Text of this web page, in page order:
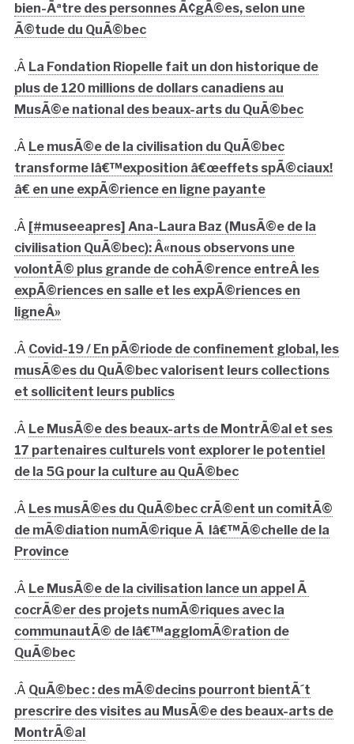
bien-Ãªtre des personnes Ã¢gÃ©es, selon une
Ã©tude du QuÃ©bec
.Â La Fondation Riopelle fait un don historique de
plus de 120 millions de dollars canadiens au
MusÃ©e national des beaux-arts du QuÃ©bec
.Â Le musÃ©e de la civilisation du QuÃ©bec
transforme lâ€™exposition â€œeffets spÃ©ciaux!
â€ en une expÃ©rience en ligne payante
.Â [#museeapres] Ana-Laura Baz (MusÃ©e de la
civilisation QuÃ©bec): Â«nous observons une
volontÃ© plus grande de cohÃ©rence entreÂ les
expÃ©riences en salle et les expÃ©riences en
ligneÂ»
.Â Covid-19 / En pÃ©riode de confinement global, les
musÃ©es du QuÃ©bec valorisent leurs collections
et sollicitent leurs publics
.Â Le MusÃ©e des beaux-arts de MontrÃ©al et ses
17 partenaires culturels vont explorer le potentiel
de la 5G pour la culture au QuÃ©bec
.Â Les musÃ©es du QuÃ©bec crÃ©ent un comitÃ©
de mÃ©diation numÃ©rique Ã lâ€™Ã©chelle de la
Province
.Â Le MusÃ©e de la civilisation lance un appel Ã
cocrÃ©er des projets numÃ©riques avec la
communautÃ© de lâ€™agglomÃ©ration de
QuÃ©bec
.Â QuÃ©bec : des mÃ©decins pourront bientÃ´t
prescrire des visites au MusÃ©e des beaux-arts de
MontrÃ©al